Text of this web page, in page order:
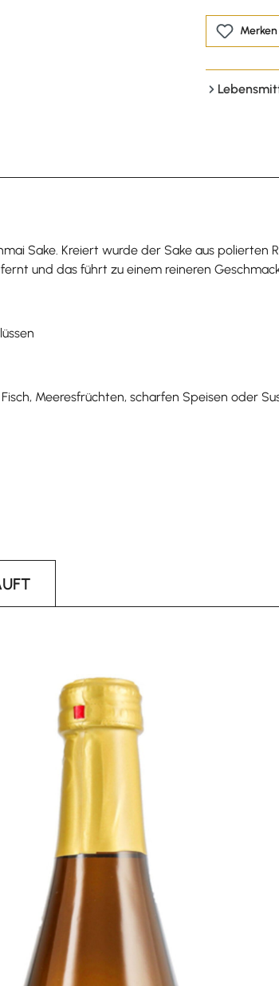
Merken
Sake. Kreiert wurde der Sake aus
und das führt zu einem reineren
Meeresfrüchten, scharfen Speisen oder